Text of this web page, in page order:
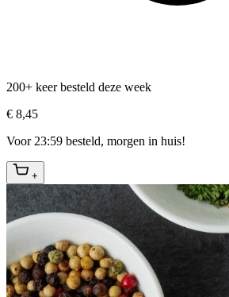
200+ keer besteld deze week
€ 8,45
Voor 23:59 besteld, morgen in huis!
+